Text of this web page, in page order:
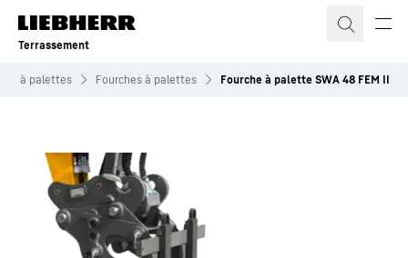
Terrassement
à palettes Fourches à palettes Fourche à palette SWA 48 FEM II